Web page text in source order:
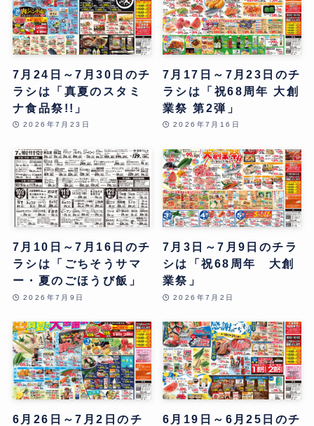
7月24日～7月30日のチ
ラシは「真夏のスタミ
ナ食品祭!!」
2026年7月23日
7月17日～7月23日のチ
ラシは「祝68周年 大創
業祭 第2弾」
2026年7月16日
7月10日～7月16日のチ
ラシは「ごちそうサマ
ー・夏のごほうび飯」
2026年7月9日
7月3日～7月9日のチラ
シは「祝68周年 大創
業祭」
2026年7月2日
6月26日～7月2日のチ 6月19日～6月25日のチ